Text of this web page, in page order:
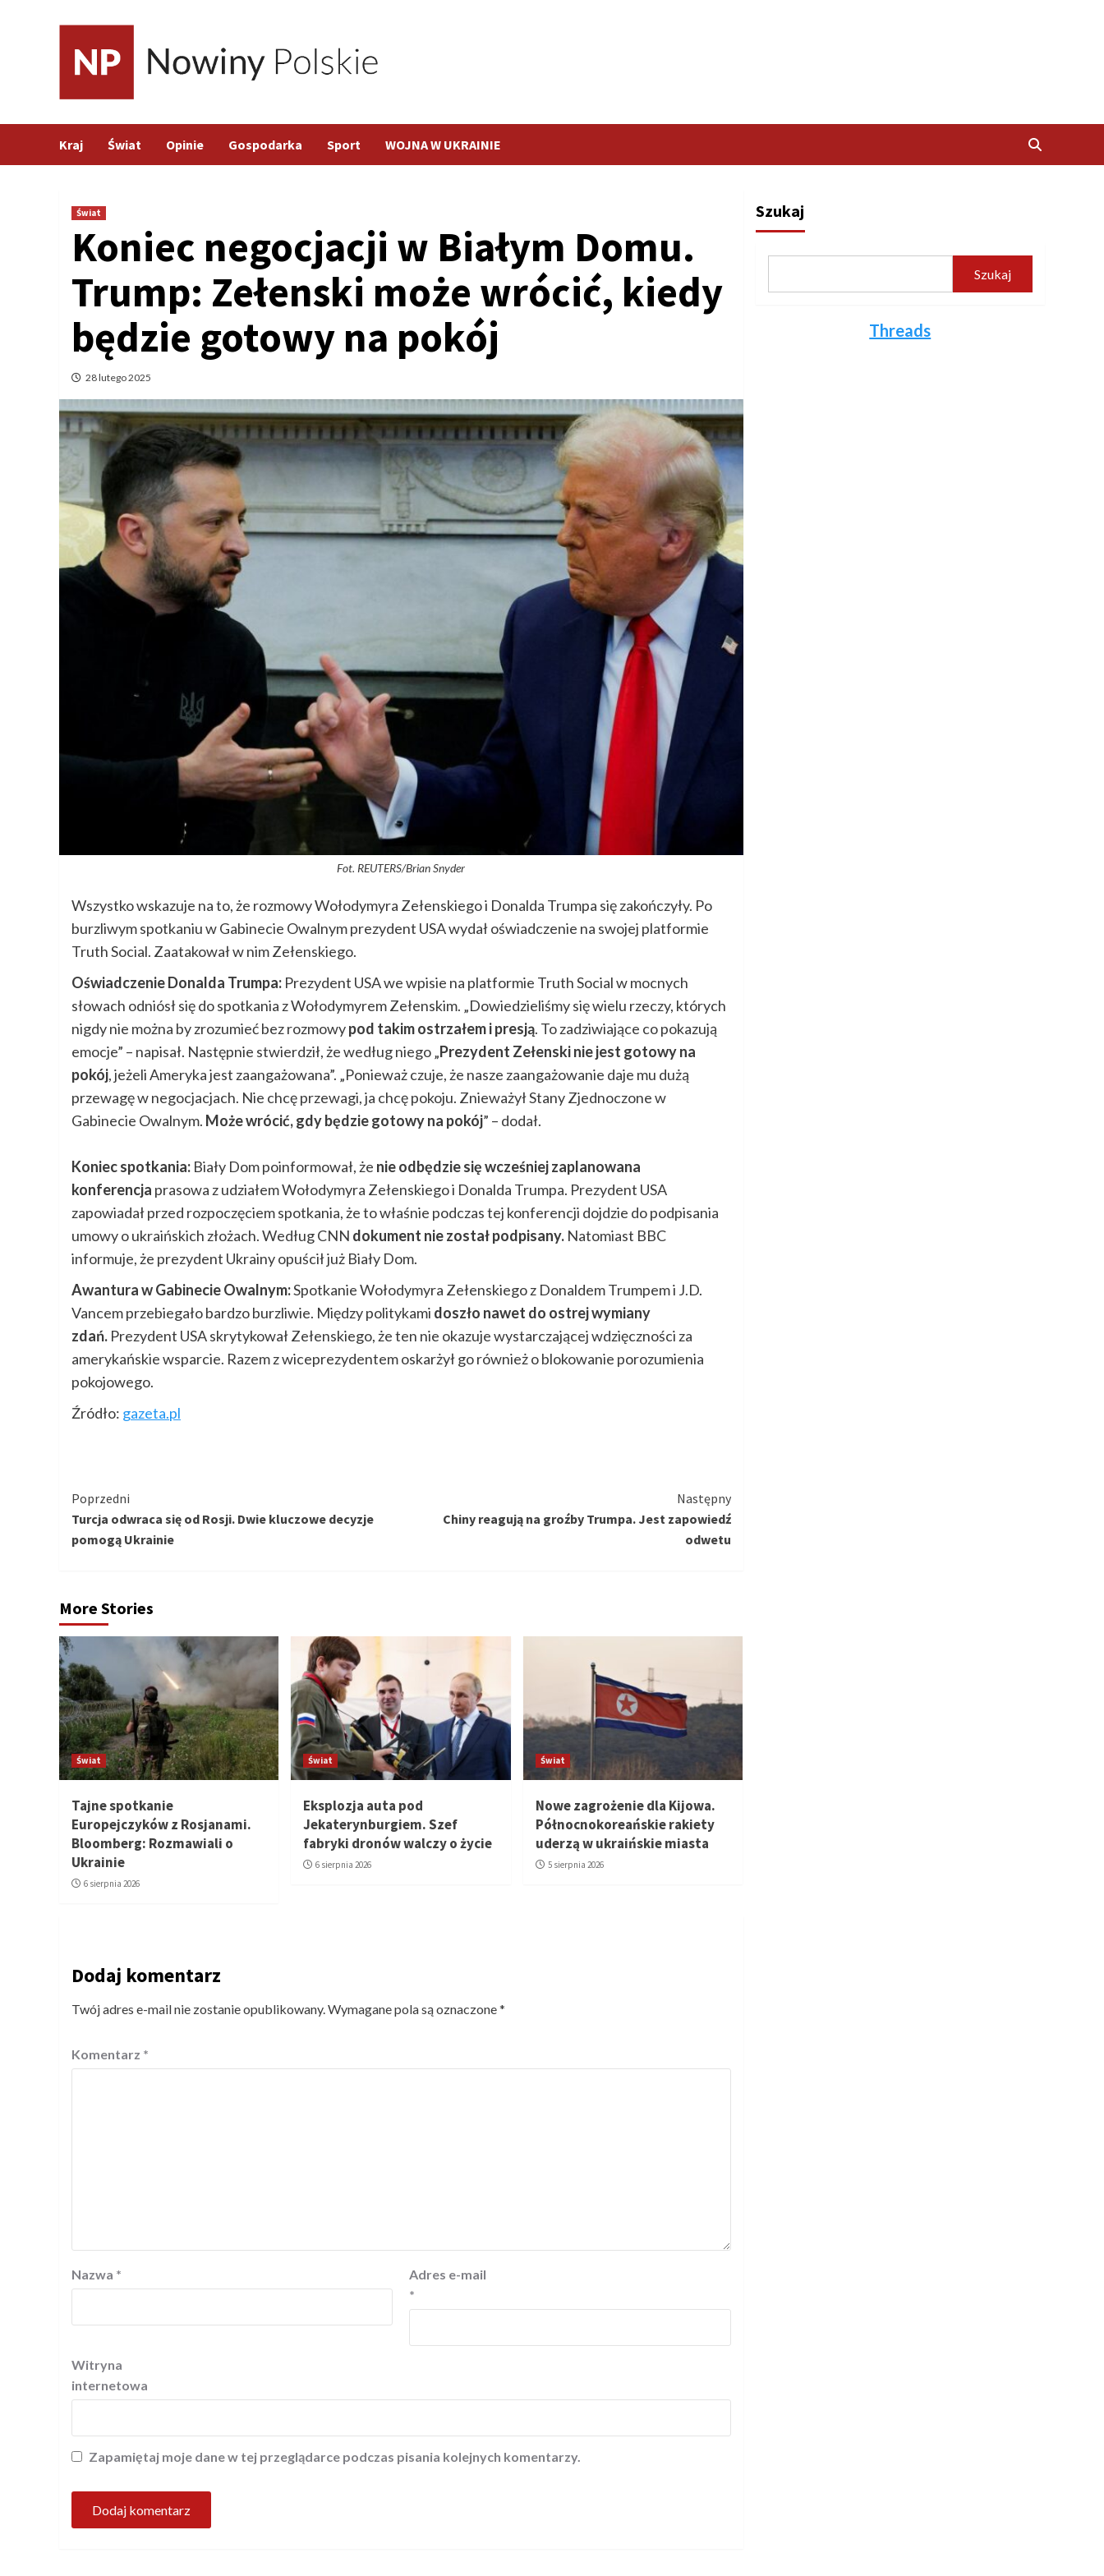
Kraj Świat Opinie Gospodarka Sport WOJNA W UKRAINIE
Świat
Koniec negocjacji w Białym Domu.
Trump: Zełenski może wrócić, kiedy
będzie gotowy na pokój
28 lutego 2025
Fot. REUTERS/Brian Snyder
Wszystko wskazuje na to, że rozmowy Wołodymyra Zełenskiego i Donalda Trumpa się zakończyły. Po
burzliwym spotkaniu w Gabinecie Owalnym prezydent USA wydał oświadczenie na swojej platformie
Truth Social. Zaatakował w nim Zełenskiego.
Oświadczenie Donalda Trumpa: Prezydent USA we wpisie na platformie Truth Social w mocnych
słowach odniósł się do spotkania z Wołodymyrem Zełenskim. „Dowiedzieliśmy się wielu rzeczy, których
nigdy nie można by zrozumieć bez rozmowypod takim ostrzałem i presją. To zadziwiające co pokazują
emocje” – napisał. Następnie stwierdził, że według niego „Prezydent Zełenski nie jest gotowy na
pokój, jeżeli Ameryka jest zaangażowana”. „Ponieważ czuje, że nasze zaangażowanie daje mu dużą
przewagę w negocjacjach. Nie chcę przewagi, ja chcę pokoju. Znieważył Stany Zjednoczone w
Gabinecie Owalnym. Może wrócić, gdy będzie gotowy na pokój” – dodał.
Koniec spotkania: Biały Dom poinformował, że nie odbędzie się wcześniej zaplanowana
konferencja prasowa z udziałem Wołodymyra Zełenskiego i Donalda Trumpa. Prezydent USA
zapowiadał przed rozpoczęciem spotkania, że to właśnie podczas tej konferencji dojdzie do podpisania
umowy o ukraińskich złożach. Według CNN dokument nie został podpisany. Natomiast BBC
informuje, że prezydent Ukrainy opuścił już Biały Dom.
Awantura w Gabinecie Owalnym:Spotkanie Wołodymyra Zełenskiego z Donaldem Trumpem i J.D.
Vancem przebiegało bardzo burzliwie. Między politykami doszło nawet do ostrej wymiany
zdań. Prezydent USA skrytykował Zełenskiego, że ten nie okazuje wystarczającej wdzięczności za
amerykańskie wsparcie. Razem z wiceprezydentem oskarżył go również o blokowanie porozumienia
pokojowego.
Źródło: gazeta.pl
Kontynuuj
czytanie
Poprzedni
Turcja odwraca się od Rosji. Dwie kluczowe decyzje
pomogą Ukrainie
Następny
Chiny reagują na groźby Trumpa. Jest zapowiedź
odwetu
More Stories
Świat
Tajne spotkanie
Europejczyków z Rosjanami.
Bloomberg: Rozmawiali o
Ukrainie
6 sierpnia 2026
Świat
Eksplozja auta pod
Jekaterynburgiem. Szef
fabryki dronów walczy o życie
6 sierpnia 2026
Świat
Nowe zagrożenie dla Kijowa.
Północnokoreańskie rakiety
uderzą w ukraińskie miasta
5 sierpnia 2026
Dodaj komentarz
Twój adres e-mail nie zostanie opublikowany.Wymagane pola są oznaczone*
Komentarz *
Nazwa *
Adres e-mail
*
Witryna
internetowa
Zapamiętaj moje dane w tej przeglądarce podczas pisania kolejnych komentarzy.
Szukaj
Szukaj
Threads